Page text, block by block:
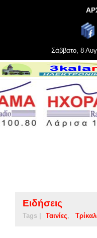
Σάββατο, 8
Ειδήσεις
Tags | Ταινίες